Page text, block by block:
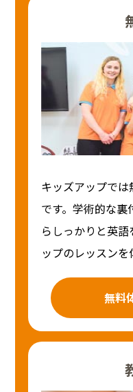
キッズアップで
です。学術的な
らしっかりと英
ップのレッスンを
無料